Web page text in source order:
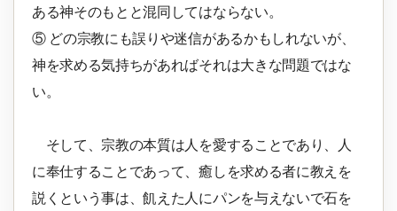
ある神そのもとと混同してはならない。
⑤ どの宗教にも誤りや迷信があるかもしれないが、
神を求める気持ちがあればそれは大きな問題ではな
い。
そして、宗教の本質は人を愛することであり、人
に奉仕することであって、癒しを求める者に教えを
説くという事は、飢えた人にパンを与えないで石を